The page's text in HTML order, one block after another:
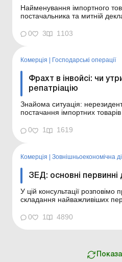
Найменування імпортного
постачальника та митній
продажу цього товару
вказати у відвантажувальних
0 3 1103
Комерція Господарські операції
Фрахт в інвойсі: чи
репатріацію
Знайома ситуація:
постачання імпортних
«фрахт» відразу ж змушує
оподаткування доходу
0 1 1619
Комерція | Зовнішньоекономічна
ЗЕД: основні первинні
У цій консультації розповімо
складання найважливіших
відображення операцій у
0 1 4890